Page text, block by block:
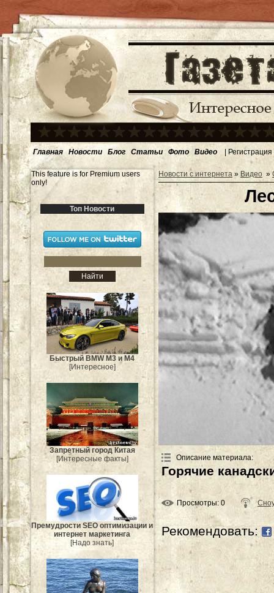
Главная Новости Блог Статьи Фото Видео | Регистрация
This feature is for Premium users
only!
Топ Новости
Быстрый BMW M3 и M4
[Интересное]
Запретный город Китая
[Интересные факты]
Премудрости SEO оптимизации и
интернет маркетинга
[Надо знать]
Новости с интернета » Видео »
Описание материала:
Горячие
Просмотры: 0
Рекомендовать: